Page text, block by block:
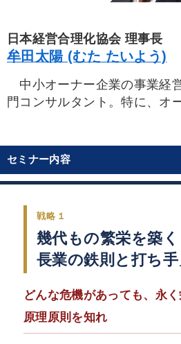
日本経営合理化協会 理事長
牟田太陽 (むた たいよう)
中小オーナー企業の事業経
門コンサルタント。特に、オ
くの経営者や後継者に頼りに
2017年には父である牟田 學
育機関・日本経営合理化協会
営者として、先代から学んだ
を実務で実践。現在、再建を
表・社主も務め、斜陽産業な
実現している。
著書『「後継者」という生
実務と戦略』他。
セミナー内容
戦略１
幾代もの繁栄を築
長業の鉄則と打ち手
どんな危機があっても、永
原理原則を知れ